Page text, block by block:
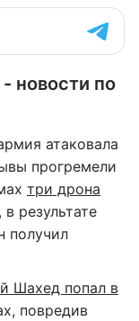
новости по
атаковала
прогремели
три дрона
, в результате
получил
Шахед попал в
повредив